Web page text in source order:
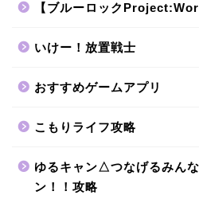
【ブルーロック
いけー！放置戦士
おすすめゲームアプリ
こもりライフ攻略
ゆるキャン△つなげるみん
ン！！攻略